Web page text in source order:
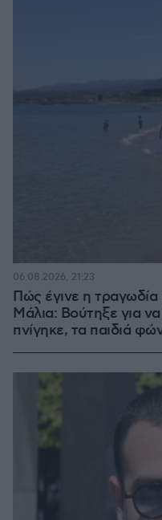
Πώς έγινε η
Μάλια: Βούτηξε για
πνίγηκε, τα παιδιά
06.08.2026, 21:23